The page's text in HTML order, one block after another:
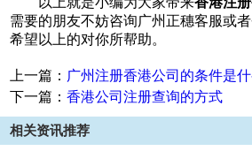
需要的朋友不妨咨询广州正穗客服或
希望以上的对你所帮助。
上一篇： 广州注册香港公司的条件是
下一篇：香港公司注册查询的方式
相关资讯推荐